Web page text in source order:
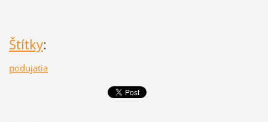
Štítky:
podujatia